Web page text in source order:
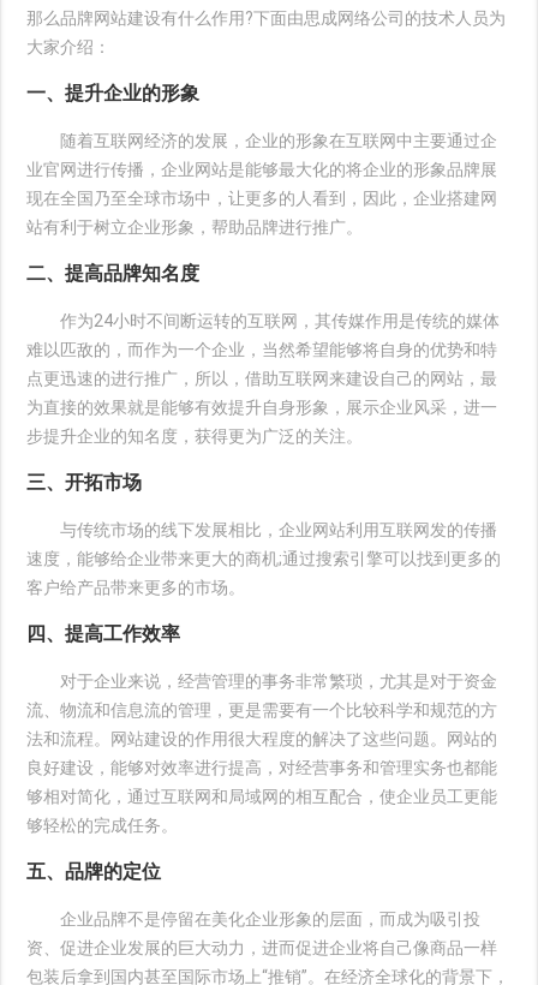
那么品牌网站建设有什么作用?下面由思成网络公司的技术人员为
大家介绍：
一、提升企业的形象
随着互联网经济的发展，企业的形象在互联网中主要通过企
业官网进行传播，企业网站是能够最大化的将企业的形象品牌展
现在全国乃至全球市场中，让更多的人看到，因此，企业搭建网
站有利于树立企业形象，帮助品牌进行推广。
二、提高品牌知名度
作为24小时不间断运转的互联网，其传媒作用是传统的媒体
难以匹敌的，而作为一个企业，当然希望能够将自身的优势和特
点更迅速的进行推广，所以，借助互联网来建设自己的网站，最
为直接的效果就是能够有效提升自身形象，展示企业风采，进一
步提升企业的知名度，获得更为广泛的关注。
三、开拓市场
与传统市场的线下发展相比，企业网站利用互联网发的传播
速度，能够给企业带来更大的商机;通过搜索引擎可以找到更多的
客户给产品带来更多的市场。
四、提高工作效率
对于企业来说，经营管理的事务非常繁琐，尤其是对于资金
流、物流和信息流的管理，更是需要有一个比较科学和规范的方
法和流程。网站建设的作用很大程度的解决了这些问题。网站的
良好建设，能够对效率进行提高，对经营事务和管理实务也都能
够相对简化，通过互联网和局域网的相互配合，使企业员工更能
够轻松的完成任务。
五、品牌的定位
企业品牌不是停留在美化企业形象的层面，而成为吸引投
资、促进企业发展的巨大动力，进而促进企业将自己像商品一样
包装后拿到国内甚至国际市场上“推销”。在经济全球化的背景下，